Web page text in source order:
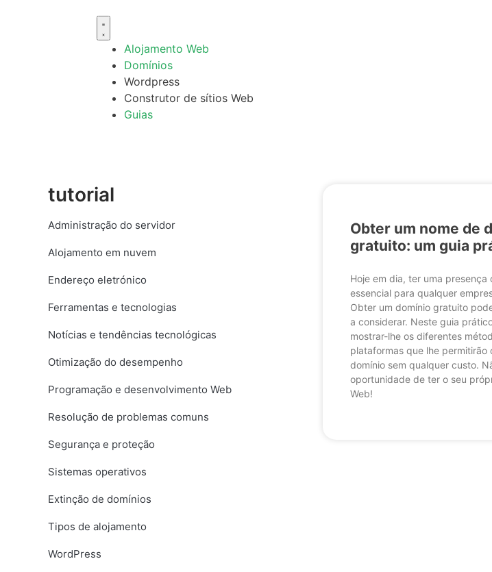
Alojamento Web
Domínios
Wordpress
Construtor de sítios Web
Guias
tutorial
Administração do servidor
Alojamento em nuvem
Endereço eletrónico
Ferramentas e tecnologias
Notícias e tendências tecnológicas
Otimização do desempenho
Programação e desenvolvimento Web
Resolução de problemas comuns
Segurança e proteção
Sistemas operativos
Extinção de domínios
Tipos de alojamento
WordPress
Obter um nome de
gratuito: um guia
Hoje em dia, ter uma presença
essencial para qualquer
Obter um domínio gratuito
a considerar. Neste guia
mostrar-lhe os diferentes
plataformas que lhe permitirão
domínio sem qualquer custo.
oportunidade de ter o seu
Web!